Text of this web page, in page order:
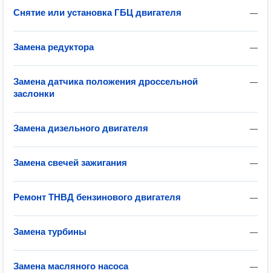
—
Снятие или установка ГБЦ двигателя
—
Замена редуктора
—
Замена датчика положения дроссельной
заслонки
—
Замена дизельного двигателя
—
Замена свечей зажигания
—
Ремонт ТНВД бензинового двигателя
—
Замена турбины
—
Замена масляного насоса